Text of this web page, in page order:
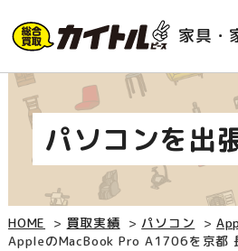
家具・
パソコンを出
HOME 買取実績 パソコン
AppleのMacBook Pro A1706を京都